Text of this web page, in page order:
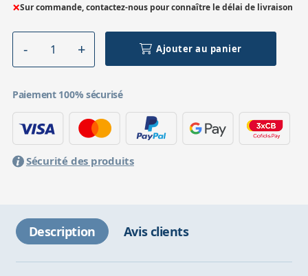
×Sur commande, contactez-nous pour connaître le délai de livraison
Ajouter au panier
Paiement 100% sécurisé
Sécurité des produits
Description Avis clients